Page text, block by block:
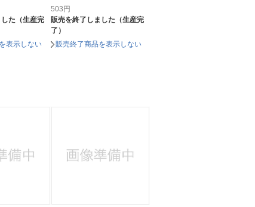
た（生産完
表示しない
503 円
販売を終了しました（生産完
了）
販売終了商品を表示しない